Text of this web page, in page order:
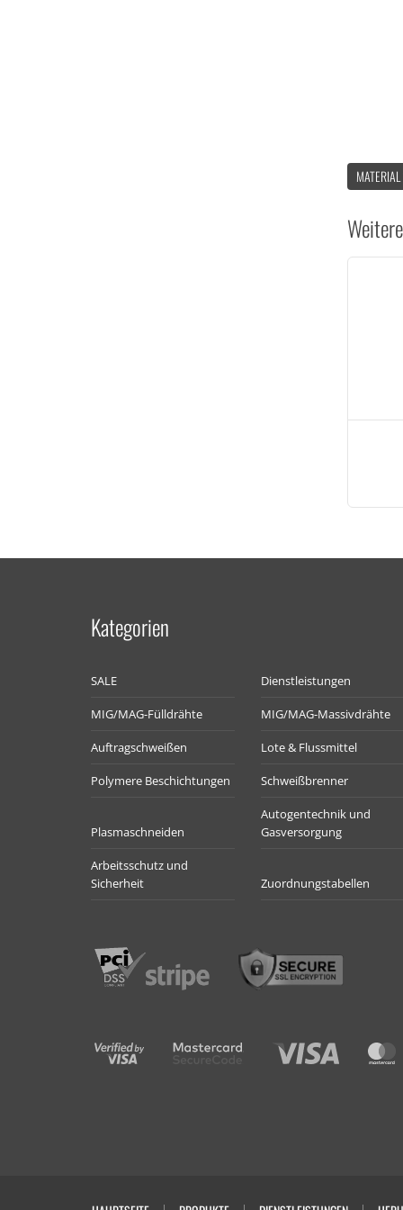
Kategorien
SALE Dienstleistungen
MIG/MAG-Fülldrähte MIG/MAG-Massivdrähte
Auftragschweißen Lote & Flussmittel
Polymere Beschichtungen Schweißbrenner
Plasmaschneiden
Autogentechnik und
Gasversorgung
Arbeitsschutz und
Sicherheit
Zuordnungstabellen